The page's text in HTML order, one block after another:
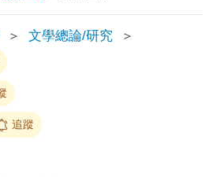
＞ 文學總論/研究
＞
追蹤